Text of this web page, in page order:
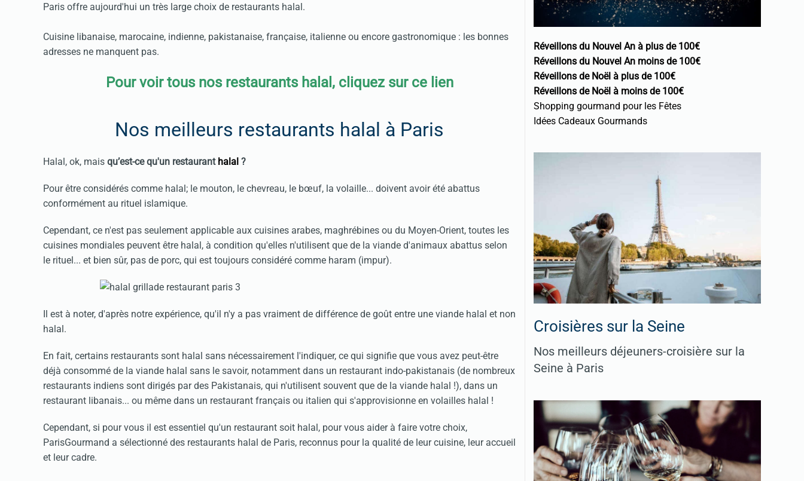
Paris offre aujourd'hui un très large choix de restaurants halal.
Cuisine libanaise, marocaine, indienne, pakistanaise, française, italienne ou encore gastronomique : les bonnes
adresses ne manquent pas.
Pour voir tous nos restaurants halal, cliquez sur ce lien
Nos meilleurs restaurants halal à Paris
Halal, ok, mais qu’est-ce qu'un restaurant halal ?
Pour être considérés comme halal; le mouton, le chevreau, le bœuf, la volaille... doivent avoir été abattus
conformément au rituel islamique.
Cependant, ce n'est pas seulement applicable aux cuisines arabes, maghrébines ou du Moyen-Orient, toutes les
cuisines mondiales peuvent être halal, à condition qu'elles n'utilisent que de la viande d'animaux abattus selon
le rituel... et bien sûr, pas de porc, qui est toujours considéré comme haram (impur).
Il est à noter, d'après notre expérience, qu'il n'y a pas vraiment de différence de goût entre une viande halal et non
halal.
En fait, certains restaurants sont halal sans nécessairement l'indiquer, ce qui signifie que vous avez peut-être
déjà consommé de la viande halal sans le savoir, notamment dans un restaurant indo-pakistanais (de nombreux
restaurants indiens sont dirigés par des Pakistanais, qui n'utilisent souvent que de la viande halal !), dans un
restaurant libanais... ou même dans un restaurant français ou italien qui s'approvisionne en volailles halal !
Cependant, si pour vous il est essentiel qu'un restaurant soit halal, pour vous aider à faire votre choix,
ParisGourmand a sélectionné des restaurants halal de Paris, reconnus pour la qualité de leur cuisine, leur accueil
et leur cadre.
Réveillons du Nouvel An à plus de 100€
Réveillons du Nouvel An moins de 100€
Réveillons de Noël à plus de 100€
Réveillons de Noël à moins de 100€
Shopping gourmand pour les Fêtes
Idées Cadeaux Gourmands
Croisières sur la Seine
Nos meilleurs déjeuners-croisière sur la
Seine à Paris